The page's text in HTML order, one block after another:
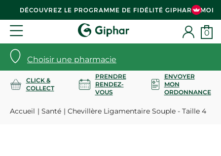
DÉCOUVREZ LE PROGRAMME DE FIDÉLITÉ GIPHAR & MOI
Choisir une pharmacie
0
CLICK &
COLLECT
PRENDRE
RENDEZ-
VOUS
ENVOYER
MON
ORDONNANCE
Accueil Santé Chevillère Ligamentaire Souple - Taille 4